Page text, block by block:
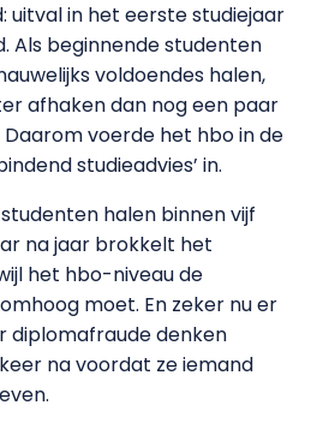
uitval in het eerste studiejaar
Als beginnende studenten
voldoendes halen,
afhaken dan nog een paar
voerde het hbo in de
studieadvies’ in.
halen binnen vijf
na jaar brokkelt het
het hbo-niveau de
moet. En zeker nu er
diplomafraude denken
na voordat ze iemand